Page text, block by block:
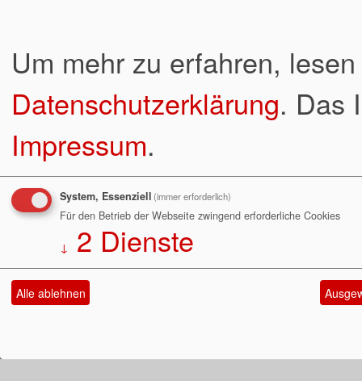
Um mehr zu erfahren,
Datenschutzerklärung. Das
Impressum.
System, Essenziell (immer erforderlich)
Für den Betrieb der Webseite zwingend erforderliche Cookies
↓ 2 Dienste
Alle ablehnen